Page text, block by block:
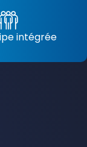
intégrée